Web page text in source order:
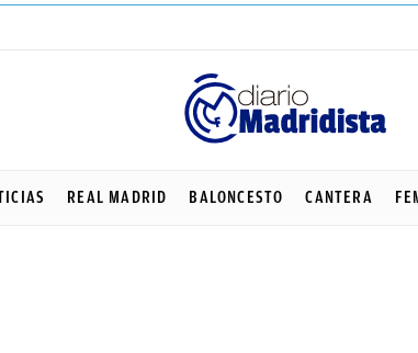
REAL MADRID BALONCESTO CANTERA